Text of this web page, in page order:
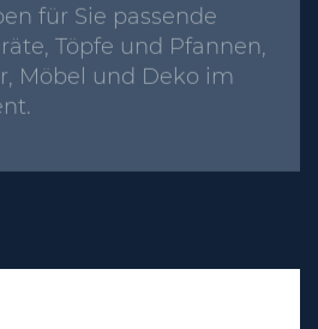
für Sie passende
Töpfe und Pfannen,
Möbel und Deko im